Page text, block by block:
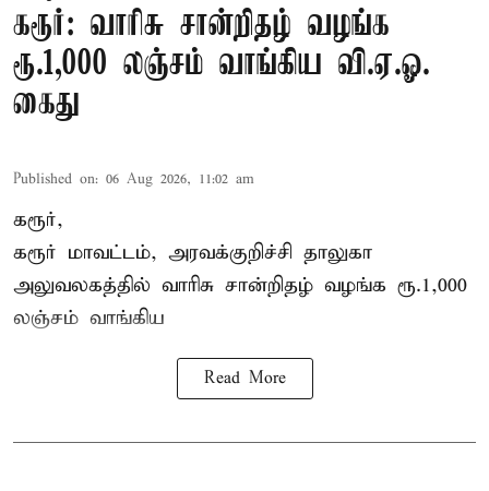
கரூர்: வாரிசு சான்றிதழ் வழங்க
ரூ.1,000 லஞ்சம் வாங்கிய வி.ஏ.ஓ.
கைது
Published on: 06 Aug 2026, 11:02 am
கரூர்,
கரூர் மாவட்டம், அரவக்குறிச்சி தாலுகா
அலுவலகத்தில் வாரிசு சான்றிதழ் வழங்க ரூ.1,000
லஞ்சம் வாங்கிய
Read More